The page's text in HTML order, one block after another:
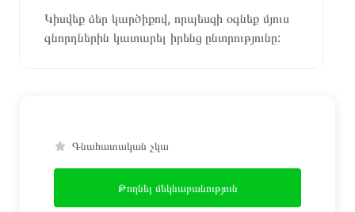
Կիսվեք ձեր կարծիքով, որպեսզի օգնեք մյուս
գնորդներին կատարել իրենց ընտրությունը:
Գնահատական չկա
Թողնել մեկնաբանություն